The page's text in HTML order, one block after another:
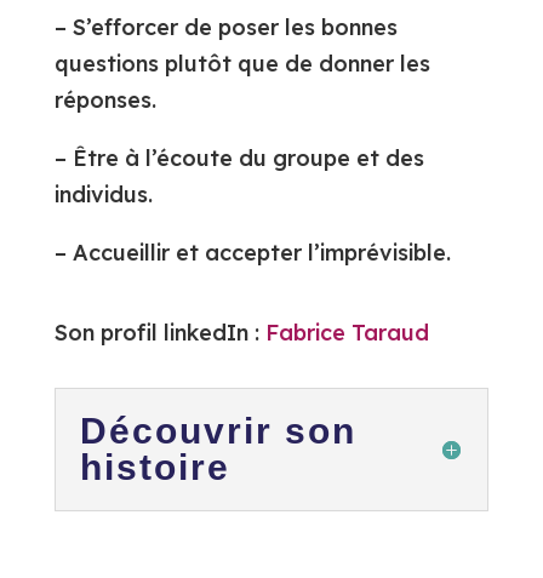
– S’efforcer de poser les bonnes
questions plutôt que de donner les
réponses.
– Être à l’écoute du groupe et des
individus.
– Accueillir et accepter l’imprévisible.
Son profil linkedIn : Fabrice Taraud
Découvrir son
histoire